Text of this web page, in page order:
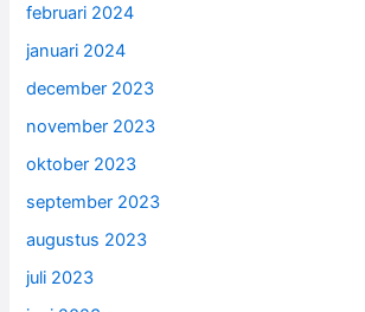
februari 2024
januari 2024
december 2023
november 2023
oktober 2023
september 2023
augustus 2023
juli 2023